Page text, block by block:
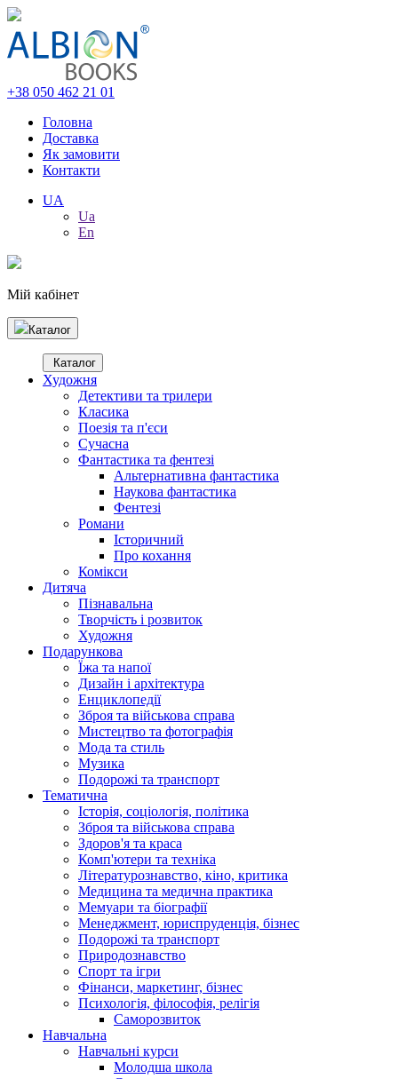
+38 050 462 21 01
Головна
Доставка
Як замовити
Контакти
UA
Ua
En
Мій кабінет
Каталог
Каталог
Художня
Детективи та трилери
Класика
Поезія та п'єси
Сучасна
Фантастика та фентезі
Альтернативна фантастика
Наукова фантастика
Фентезі
Романи
Історичний
Про кохання
Комікси
Дитяча
Пізнавальна
Творчість і розвиток
Художня
Подарункова
Їжа та напої
Дизайн і архітектура
Енциклопедії
Зброя та військова справа
Мистецтво та фотографія
Мода та стиль
Музика
Подорожі та транспорт
Тематична
Історія, соціологія, політика
Зброя та військова справа
Здоров'я та краса
Комп'ютери та техніка
Літературознавство, кіно, критика
Медицина та медична практика
Мемуари та біографії
Менеджмент, юриспруденція, бізнес
Подорожі та транспорт
Природознавство
Спорт та ігри
Фінанси, маркетинг, бізнес
Психологія, філософія, релігія
Саморозвиток
Навчальна
Навчальні курси
Молодша школа